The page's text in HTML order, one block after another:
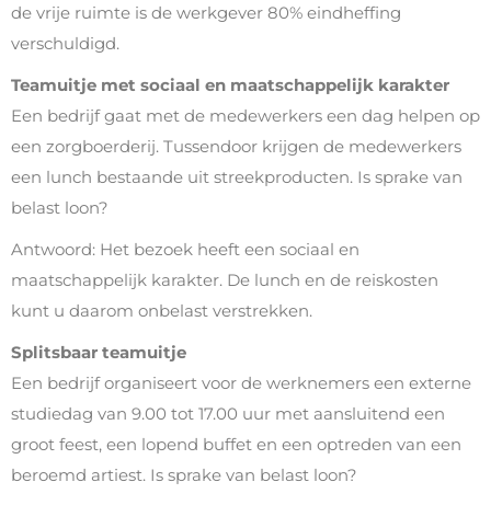
de vrije ruimte is de werkgever 80% eindheffing
verschuldigd.
Teamuitje met sociaal en maatschappelijk karakter
Een bedrijf gaat met de medewerkers een dag helpen op
een zorgboerderij. Tussendoor krijgen de medewerkers
een lunch bestaande uit streekproducten. Is sprake van
belast loon?
Antwoord: Het bezoek heeft een sociaal en
maatschappelijk karakter. De lunch en de reiskosten
kunt u daarom onbelast verstrekken.
Splitsbaar teamuitje
Een bedrijf organiseert voor de werknemers een externe
studiedag van 9.00 tot 17.00 uur met aansluitend een
groot feest, een lopend buffet en een optreden van een
beroemd artiest. Is sprake van belast loon?